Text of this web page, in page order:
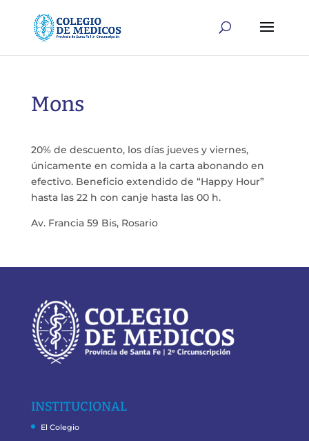
Mons
20% de descuento, los días jueves y viernes,
únicamente en comida a la carta abonando en
efectivo. Beneficio extendido de “Happy Hour”
hasta las 22 h con canje hasta las 00 h.
Av. Francia 59 Bis, Rosario
INSTITUCIONAL
El Colegio